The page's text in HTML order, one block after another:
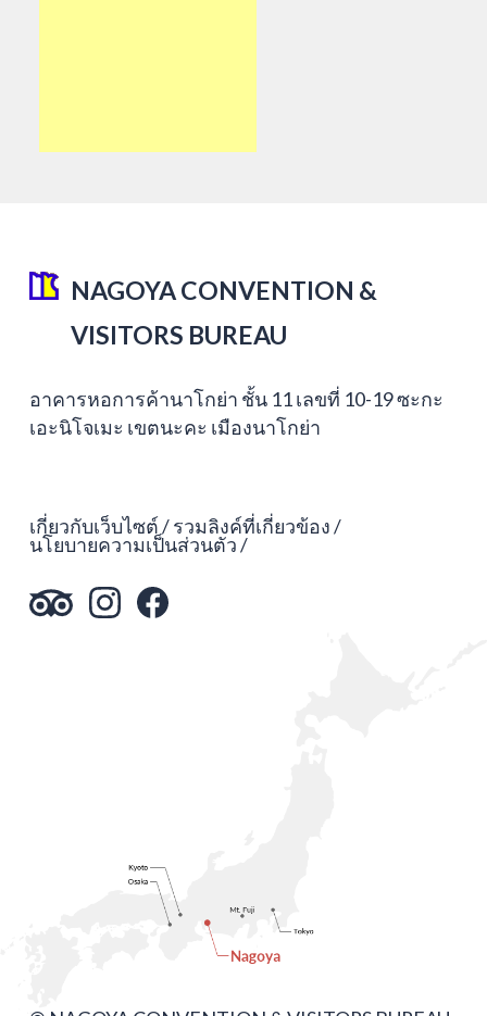
NAGOYA CONVENTION &
VISITORS BUREAU
อาคารหอการค้านาโกย่า ชั้น 11 เลขที่ 10-19 ซะกะ
เอะนิโจเมะ เขตนะคะ เมืองนาโกย่า
เกี่ยวกับเว็บไซต์ รวมลิงค์ที่เกี่ยวข้อง
นโยบายความเป็นส่วนตัว